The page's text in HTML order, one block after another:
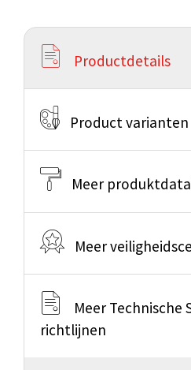
Productdetails
Product varianten
Meer
Meer
Meer Technische
richtlijnen